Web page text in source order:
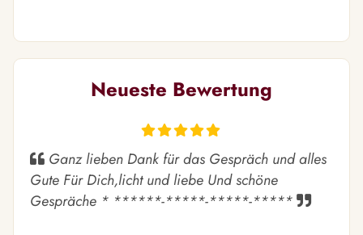
Neueste Bewertung
Ganz lieben Dank für das Gespräch und alles
Gute Für Dich,licht und liebe Und schöne
Gespräche * ******-*****-*****-*****